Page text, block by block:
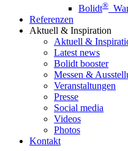
Bolidt®
Referenzen
Aktuell & Inspiration
Aktuell &
Latest news
Bolidt booster
Messen &
Veranstaltungen
Presse
Social media
Videos
Photos
Kontakt